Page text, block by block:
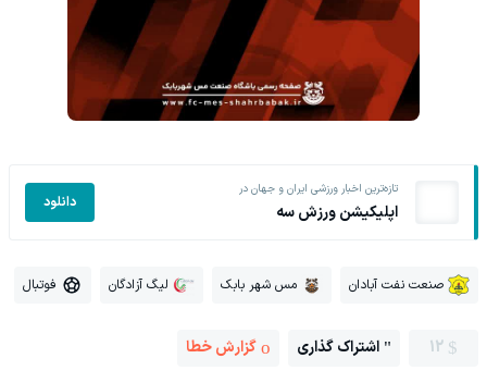
تازه‌ترین اخبار ورزشی ایران و جهان در
اپلیکیشن ورزش سه دانلود
صنعت نفت آبادان مس شهر بابک لیگ آزادگان فوتبال
12 اشتراک گذاری گزارش خطا